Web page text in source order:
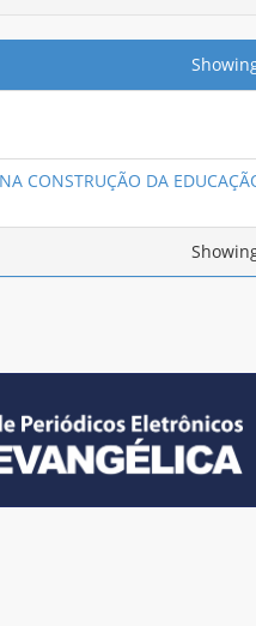
CONSTRUÇÃO DA